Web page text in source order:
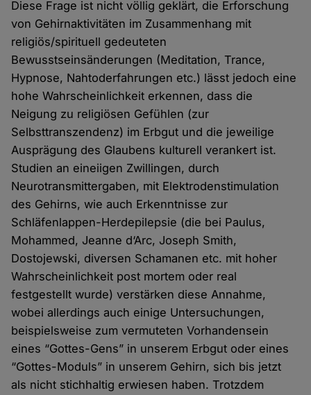
Diese Frage ist nicht völlig geklärt, die Erforschung
von Gehirnaktivitäten im Zusammenhang mit
religiös/spirituell gedeuteten
Bewusstseinsänderungen (Meditation, Trance,
Hypnose, Nahtoderfahrungen etc.) lässt jedoch eine
hohe Wahrscheinlichkeit erkennen, dass die
Neigung zu religiösen Gefühlen (zur
Selbsttranszendenz) im Erbgut und die jeweilige
Ausprägung des Glaubens kulturell verankert ist.
Studien an eineiigen Zwillingen, durch
Neurotransmittergaben, mit Elektrodenstimulation
des Gehirns, wie auch Erkenntnisse zur
Schläfenlappen-Herdepilepsie (die bei Paulus,
Mohammed, Jeanne d‘Arc, Joseph Smith,
Dostojewski, diversen Schamanen etc. mit hoher
Wahrscheinlichkeit post mortem oder real
festgestellt wurde) verstärken diese Annahme,
wobei allerdings auch einige Untersuchungen,
beispielsweise zum vermuteten Vorhandensein
eines “Gottes-Gens” in unserem Erbgut oder eines
“Gottes-Moduls” in unserem Gehirn, sich bis jetzt
als nicht stichhaltig erwiesen haben. Trotzdem